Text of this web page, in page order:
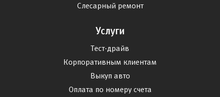
Слесарный ремонт
Услуги
Тест-драйв
Корпоративным клиентам
Выкуп авто
Оплата по номеру счета